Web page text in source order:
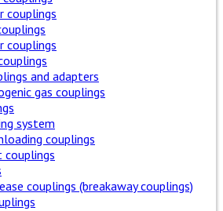
couplings
couplings
and adapters
gas couplings
system
couplings
couplings
couplings (breakaway couplings)